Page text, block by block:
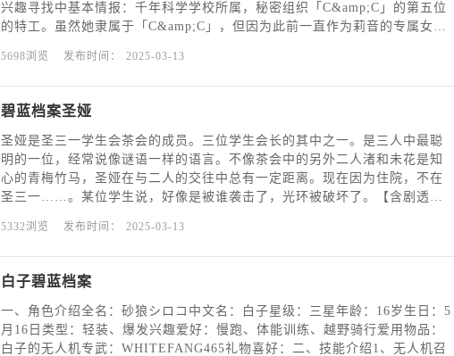
兴趣寻找中基本情报：千年科学学校所属，秘密组织「C&amp;C」的第五位
的特工。虽然她隶属于「C&amp;C」，但因为此前一直作为莉音的专属女仆
斗的优秀特工。虽然迄今为止她都是单独
5698浏览 发布时间： 2025-03-13
碧蓝档案圣娅
圣娅是圣三一学生会茶会的成员。三位学生会长的其中之一。是三人中最聪
明的一位，经常说像谜语一样的语言。不像茶会中的另外二人渚和未花是知
心的青梅竹马，圣娅在与二人的交往中总有一定距离。现在因为住院，不在
圣三一……。某位学生说，好像是被谁袭击了，光环被破坏了。【含剧透要
里并与其进行对话，所以拥有的是梦中限定的时光穿梭能力吧。所谓“光环被
毁
5332浏览 发布时间： 2025-03-13
白子碧蓝档案
一、角色介绍全名：砂狼シロコ中文名：白子星级：三星年龄：16岁生日：5
月16日类型：轻装、爆发兴趣爱好：慢跑、体能训练、越野骑行爱用物品：
白子的无人机专武：WHITEFANG465礼物喜好：二、技能介绍1、无人机召